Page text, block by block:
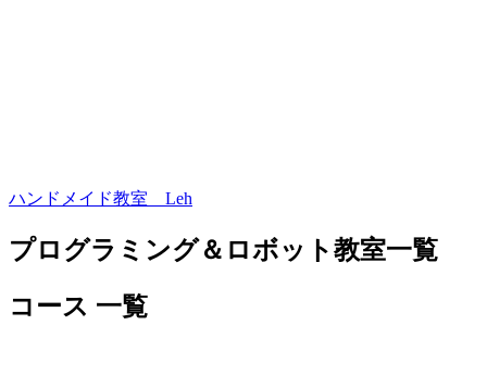
ハンドメイド教室 Leh
プログラミング＆ロボット教室一覧
コース 一覧